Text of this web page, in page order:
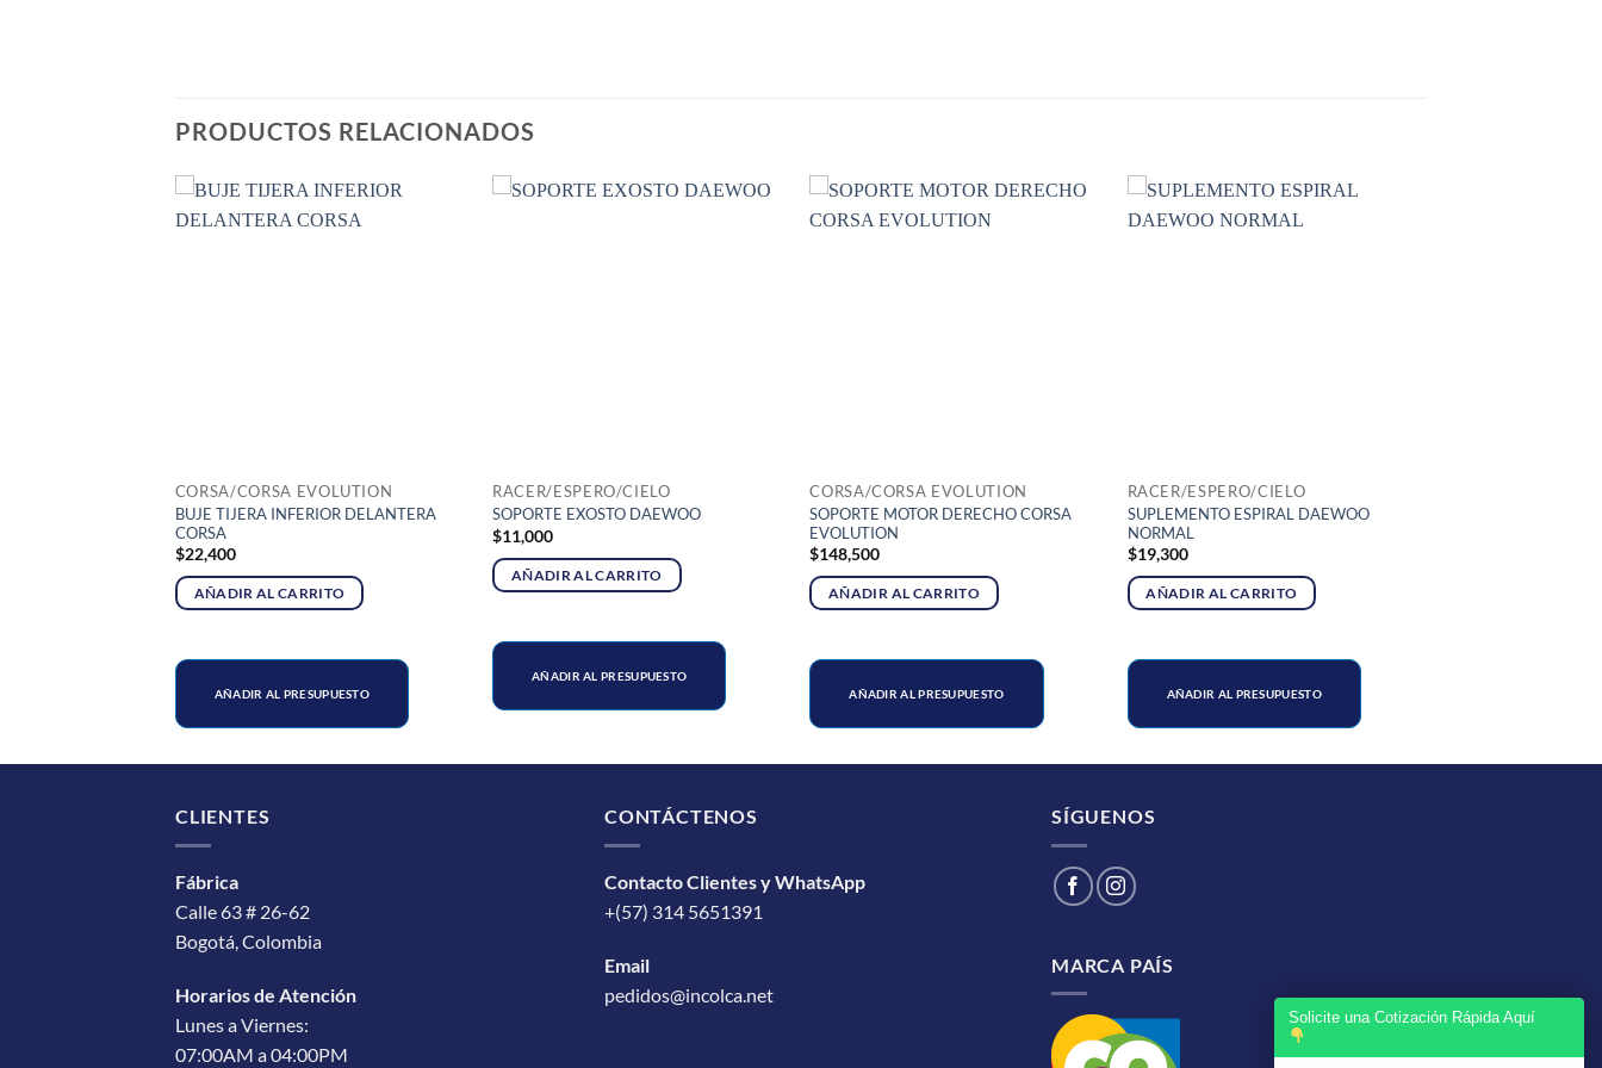
PRODUCTOS RELACIONADOS
CORSA/CORSA EVOLUTION
BUJE TIJERA INFERIOR DELANTERA
CORSA
$22,400
AÑADIR AL CARRITO
AÑADIR AL PRESUPUESTO
RACER/ESPERO/CIELO
SOPORTE EXOSTO DAEWOO
$11,000
AÑADIR AL CARRITO
AÑADIR AL PRESUPUESTO
CORSA/CORSA EVOLUTION
SOPORTE MOTOR DERECHO CORSA
EVOLUTION
$148,500
AÑADIR AL CARRITO
AÑADIR AL PRESUPUESTO
RACER/ESPERO/CIELO
SUPLEMENTO ESPIRAL DAEWOO
NORMAL
$19,300
AÑADIR AL CARRITO
AÑADIR AL PRESUPUESTO
CLIENTES
Fábrica
Calle 63 # 26-62
Bogotá, Colombia
Horarios de Atención
Lunes a Viernes:
07:00AM a 04:00PM
CONTÁCTENOS
Contacto Clientes y WhatsApp
+(57) 314 5651391
Email
pedidos@incolca.net
SÍGUENOS
MARCA PAÍS
Solicite una Cotización Rápida Aquí